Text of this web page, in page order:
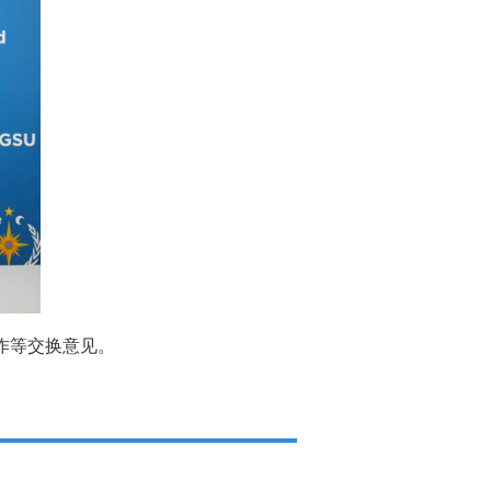
交换意见。